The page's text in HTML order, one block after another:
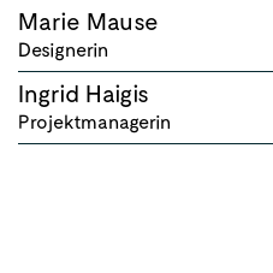
Marie Mause
Designerin
Ingrid Haigis
Projektmanagerin